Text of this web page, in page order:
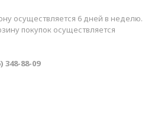
осуществляется 6 дней в неделю.
покупок осуществляется
348-88-09